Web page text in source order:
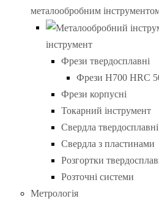
металообробним
інструмент
Фрези твердосплавні
Фрези H700 HRC
Фрези корпусні
Токарний інструмент
Свердла твердосплавні
Свердла з пластинами
Розгортки
Розточні системи
Метрологія